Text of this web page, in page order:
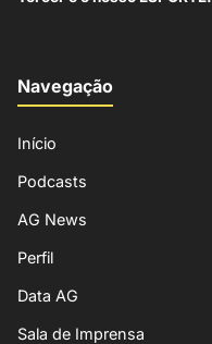
Navegação
Início
Podcasts
AG News
Perfil
Data AG
Sala de Imprensa